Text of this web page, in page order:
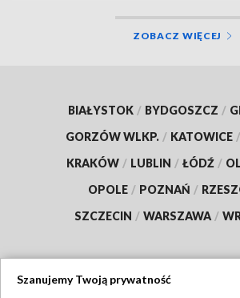
ZOBACZ WIĘCEJ
BIAŁYSTOK / BYDGOSZCZ /
GORZÓW WLKP. / KATOWICE /
KRAKÓW / LUBLIN / ŁÓDŹ /
OPOLE / POZNAŃ /
SZCZECIN / WARSZAWA /
Szanujemy Twoją prywatność